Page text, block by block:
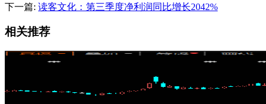
下一篇: 读客文化：第三季度净利润同比增长2042%
相关推荐